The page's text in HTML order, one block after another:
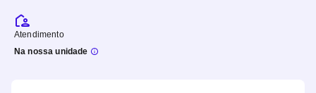
Atendimento
Na nossa unidade